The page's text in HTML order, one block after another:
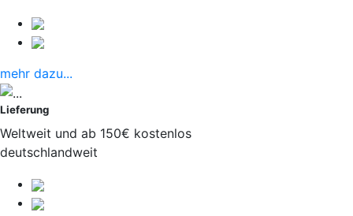
mehr dazu...
Lieferung
Weltweit und ab 150€ kostenlos
deutschlandweit